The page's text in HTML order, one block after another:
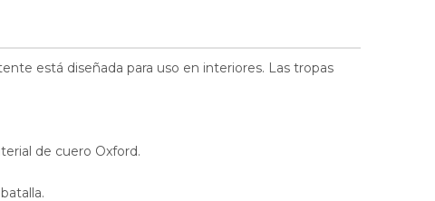
está diseñada para uso en interiores. Las tropas
de cuero Oxford.